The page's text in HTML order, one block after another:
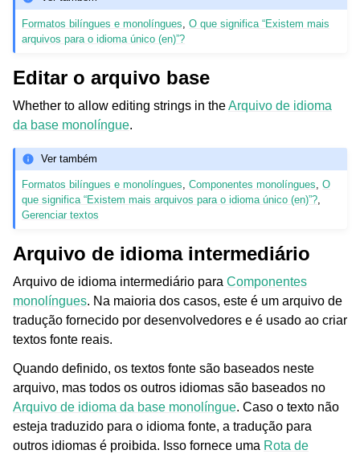
Formatos bilíngues e monolíngues ,O que significa “Existem mais
arquivos para o idioma único (en)”?
Editar o arquivo base
Whether to allow editing strings in theArquivo de idioma
da base monolíngue.
Ver também
Formatos bilíngues e monolíngues,Componentes monolíngues,O
que significa “Existem mais arquivos para o idioma único (en)”?,
Gerenciar textos
Arquivo de idioma intermediário
Arquivo de idioma intermediário para Componentes
monolíngues. Na maioria dos casos, este é um arquivo de
tradução fornecido por desenvolvedores e é usado ao criar
textos fonte reais.
Quando definido, os textos fonte são baseados neste
arquivo, mas todos os outros idiomas são baseados no
Arquivo de idioma da base monolíngue. Caso o texto não
esteja traduzido para o idioma fonte, a tradução para
outros idiomas é proibida. Isso fornece uma Rota de